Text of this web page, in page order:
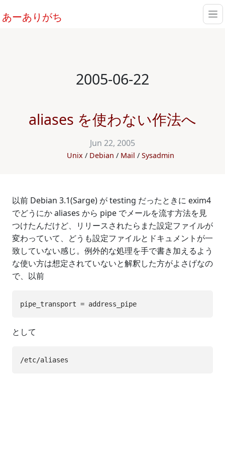
あーありがち
2005-06-22
aliases を使わない作法へ
Jun 22, 2005
Unix Debian Mail Sysadmin
以前 Debian 3.1(Sarge) が testing だったときに exim4
でどうにか aliases から pipe でメールを流す方法を見
つけたんだけど、リリースされたらまた設定ファイルが
変わっていて、どうも設定ファイルとドキュメントが一
致していない感じ。例外的な処理を手で書き加えるよう
な使い方は想定されていないと解釈した方がよさげなの
で、以前
として